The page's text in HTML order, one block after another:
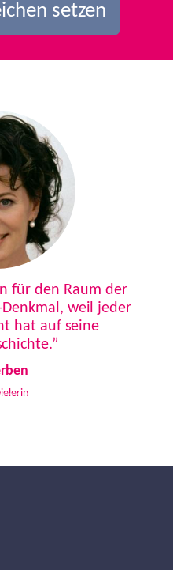
setzen
für den Raum der
weil jeder
hat auf seine